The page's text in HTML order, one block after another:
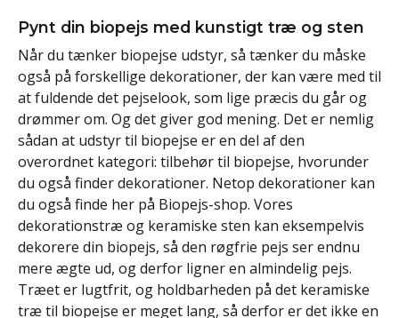
Pynt din biopejs med kunstigt træ og sten
Når du tænker biopejse udstyr, så tænker du måske
også på forskellige dekorationer, der kan være med til
at fuldende det pejselook, som lige præcis du går og
drømmer om. Og det giver god mening. Det er nemlig
sådan at udstyr til biopejse er en del af den
overordnet kategori: tilbehør til biopejse, hvorunder
du også finder dekorationer. Netop dekorationer kan
du også finde her på Biopejs-shop. Vores
dekorationstræ og keramiske sten kan eksempelvis
dekorere din biopejs, så den røgfrie pejs ser endnu
mere ægte ud, og derfor ligner en almindelig pejs.
Træet er lugtfrit, og holdbarheden på det keramiske
træ til biopejse er meget lang, så derfor er det ikke en